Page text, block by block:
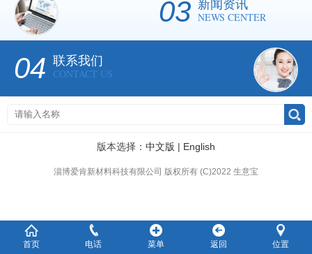
03 新闻资讯
NEWS CENTER
04 联系我们
CONTACT US
版本选择： 中文版 | English
淄博爱肯新材料科技有限公司 版权所有 (C)2022 生意宝
首页 电话 菜单 返回 位置